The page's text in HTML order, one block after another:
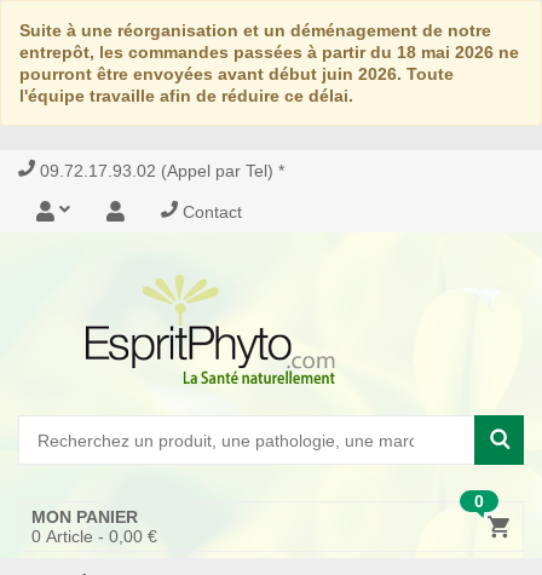
Suite à une réorganisation et un déménagement de notre
entrepôt, les commandes passées à partir du 18 mai 2026 ne
pourront être envoyées avant début juin 2026. Toute
l'équipe travaille afin de réduire ce délai.
09.72.17.93.02 (Appel par Tel) *
Contact
0
MON PANIER
0 Article - 0,00 €